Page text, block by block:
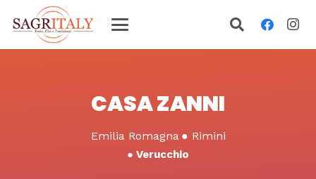
CASA ZANNI
Emilia Romagna ● Rimini
● Verucchio